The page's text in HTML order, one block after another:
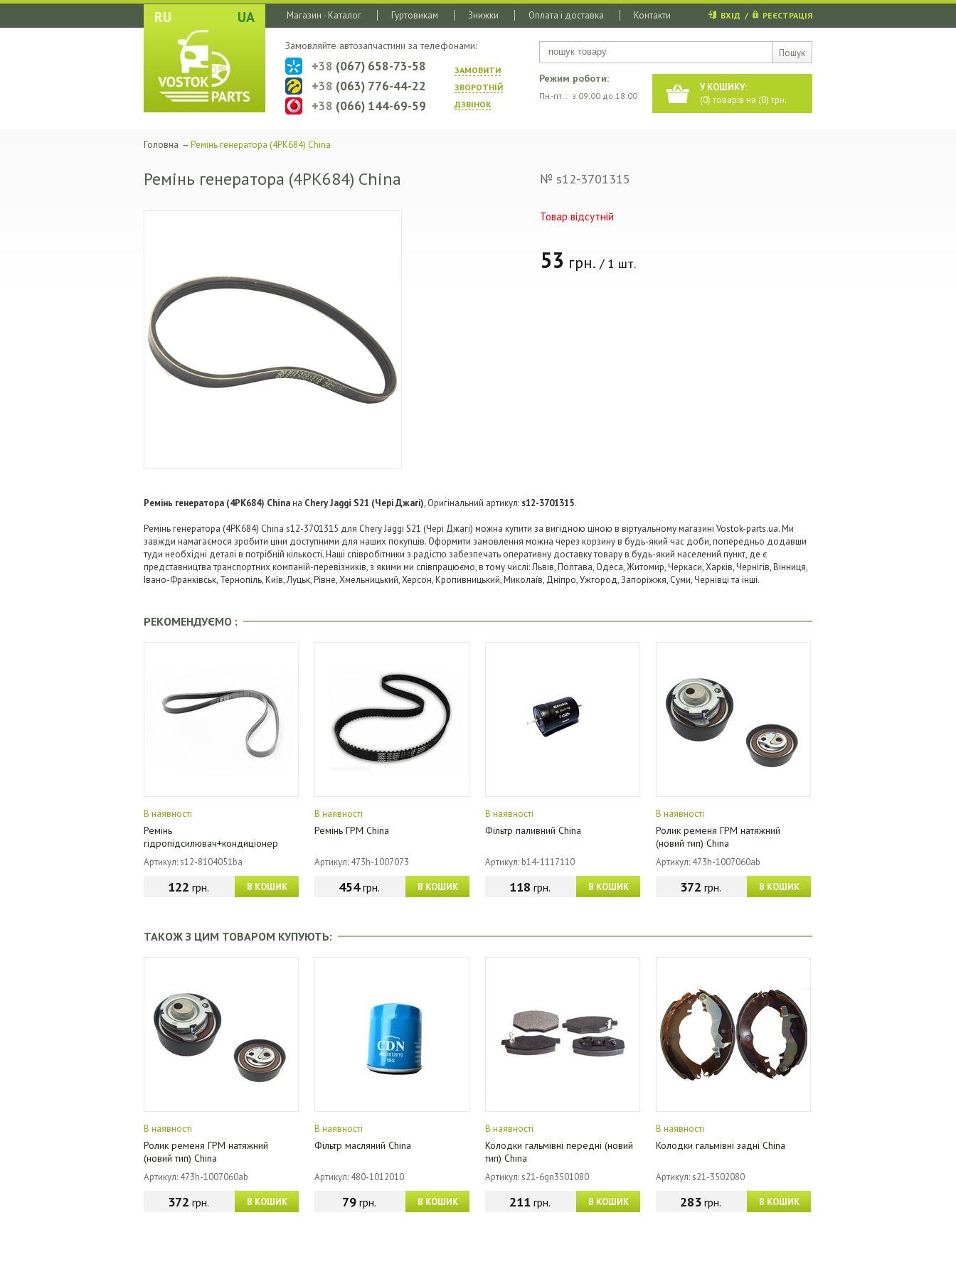
RU UA
Пошук
Магазин - Каталог Гуртовикам Знижки Оплата і доставка Контакти ВХІД / РЕЄСТРАЦІЯ
У КОШИКУ:
(0) товарів на (0) грн.
Режим роботи:
Пн.-пт. : з 09:00 до 18:00
Замовляйте автозапчастини за телефонами:
ЗАМОВИТИ
ЗВОРОТНIЙ
ДЗВIНОК
+38 (067) 658-73-58
+38 (063) 776-44-22
+38 (066) 144-69-59
Головна – Ремінь генератора (4PK684) China
Ремінь генератора (4PK684) China № s12-3701315
Товар відсутній
53 грн. / 1 шт.
Ремінь генератора (4PK684) Chinaна Chery Jaggi S21 (Чері Джагі), Оригінальний артикул: s12-3701315.
Ремінь генератора (4PK684) China s12-3701315 для Chery Jaggi S21 (Чері Джагі) можна купити за вигідною ціною в віртуальному магазині Vostok-parts.ua. Ми
завжди намагаємося зробити ціни доступними для наших покупців. Оформити замовлення можна через корзину в будь-який час доби, попередньо додавши
туди необхідні деталі в потрібній кількості. Наші співробітники з радістю забезпечать оперативну доставку товару в будь-який населений пункт, де є
представництва транспортних компаній-перевізників, з якими ми співпрацюємо, в тому числі: Львів, Полтава, Одеса, Житомир, Черкаси, Харків, Чернігів, Вінниця,
Івано-Франківськ, Тернопіль, Київ, Луцьк, Рівне, Хмельницький, Херсон, Кропивницький, Миколаїв, Дніпро, Ужгород, Запоріжжя, Суми, Чернівці та інші.
РЕКОМЕНДУЄМО :
В наявності
Ремінь
гідропідсилювач+кондиціонер
(4PK1026) China
Артикул: s12-8104051ba
В КОШИК
122 грн.
В наявності
Ремінь ГРМ China
Артикул: 473h-1007073
В КОШИК
454грн.
В наявності
Фільтр паливний China
Артикул: b14-1117110
В КОШИК
118 грн.
В наявності
Ролик ременя ГРМ натяжний
(новий тип) China
Артикул: 473h-1007060ab
В КОШИК
372 грн.
ТАКОЖ З ЦИМ ТОВАРОМ КУПУЮТЬ:
В наявності
Ролик ременя ГРМ натяжний
(новий тип) China
Артикул: 473h-1007060ab
В КОШИК
372 грн.
В наявності
Фільтр масляний China
Артикул: 480-1012010
В КОШИК
79грн.
В наявності
Колодки гальмівні передні (новий
тип) China
Артикул: s21-6gn3501080
В КОШИК
211 грн.
В наявності
Колодки гальмівні задні China
Артикул: s21-3502080
В КОШИК
283грн.